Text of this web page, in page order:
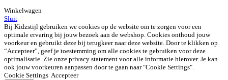
Winkelwagen
Sluit
Bij Kidzstijl gebruiken we cookies op de website om te zorgen voor een
optimale ervaring bij jouw bezoek aan de webshop. Cookies onthoud jouw
voorkeur en gebruikt deze bij terugkeer naar deze website. Door te klikken op
“Accepteer”, geef je toestemming om alle cookies te gebruiken voor deze
optimalisatie. Zie onze privacy statement voor alle informatie hierover. Je kan
ook jouw voorkeuren aanpassen door te gaan naar "Cookie Settings".
Cookie Settings Accepteer